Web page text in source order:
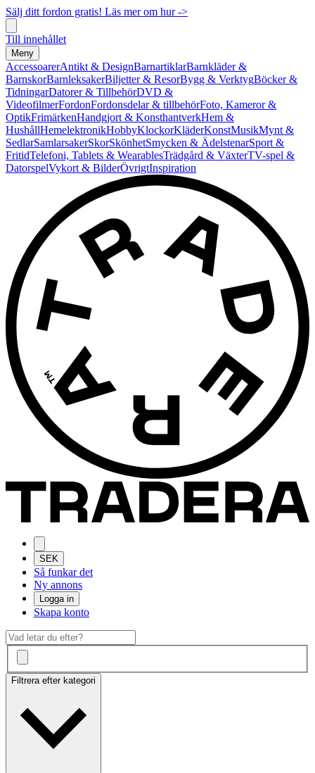
Sälj ditt fordon gratis! Läs mer om hur ->
Till innehållet
Meny
AccessoarerAntikt & DesignBarnartiklarBarnkläder &
BarnskorBarnleksakerBiljetter & ResorBygg & VerktygBöcker &
TidningarDatorer & TillbehörDVD &
VideofilmerFordonFordonsdelar & tillbehörFoto, Kameror &
OptikFrimärkenHandgjort & KonsthantverkHem &
HushållHemelektronikHobbyKlockorKläderKonstMusikMynt &
SedlarSamlarsakerSkorSkönhetSmycken & ÄdelstenarSport &
FritidTelefoni, Tablets & WearablesTrädgård & VäxterTV-spel &
DatorspelVykort & BilderÖvrigtInspiration
SEK
Så funkar det
Ny annons
Logga in
Skapa konto
Filtrera efter kategori